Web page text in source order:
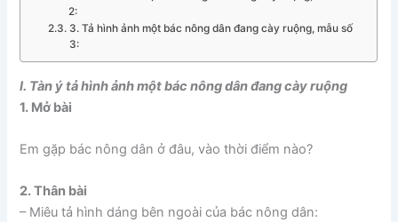
2:
3. Tả hình ảnh một bác nông dân đang cày ruộng, mẫu số
3:
I. Tàn ý tả hình ảnh một bác nông dân đang cày ruộng
1. Mở bài
Em gặp bác nông dân ở đâu, vào thời điểm nào?
2. Thân bài
– Miêu tả hình dáng bên ngoài của bác nông dân: